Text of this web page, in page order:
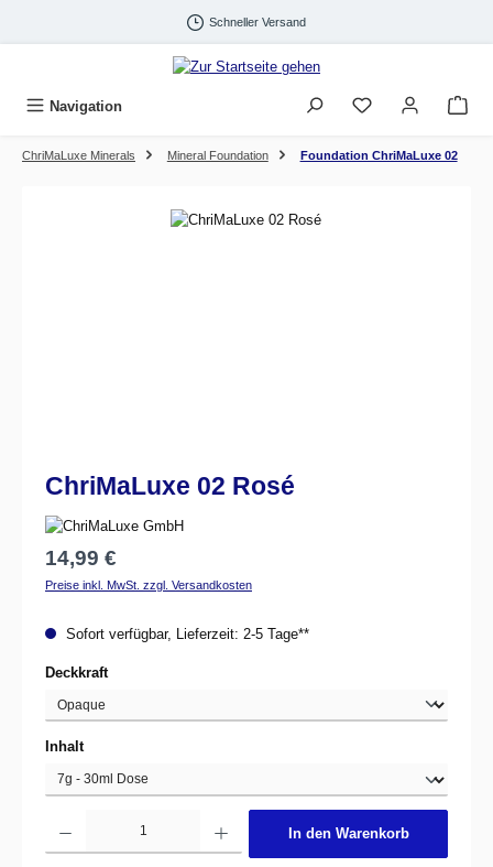
Schneller Versand
Navigation
ChriMaLuxe Minerals Mineral Foundation Foundation ChriMaLuxe 02
Bildergalerie überspringen
ChriMaLuxe 02 Rosé
Regulärer Preis:
14,99 €
Preise inkl. MwSt. zzgl. Versandkosten
Sofort verfügbar, Lieferzeit: 2-5 Tage**
Deckkraftauswählen
Inhaltauswählen
In den Warenkorb